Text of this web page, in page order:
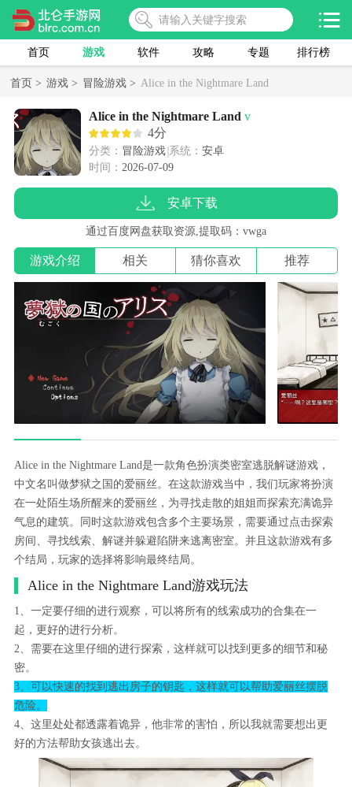
首页 游戏 软件 攻略 专题 排行榜
首页 > 游戏 > 冒险游戏 > Alice in the Nightmare Land
Alice in the Nightmare Land v
4分
分类： 冒险游戏 系统： 安卓
时间： 2026-07-09
安卓下载
通过百度网盘获取资源,提取码：vwga
游戏介绍 相关 猜你喜欢 推荐
Alice in the Nightmare Land是一款角色扮演类密室逃脱解谜游戏，
中文名叫做梦狱之国的爱丽丝。在这款游戏当中，我们玩家将扮演
在一处陌生场所醒来的爱丽丝，为寻找走散的姐姐而探索充满诡异
气息的建筑。同时这款游戏包含多个主要场景，需要通过点击探索
房间、寻找线索、解谜并躲避陷阱来逃离密室。并且这款游戏有多
个结局，玩家的选择将影响最终结局。
Alice in the Nightmare Land游戏玩法
1、一定要仔细的进行观察，可以将所有的线索成功的合集在一
起，更好的进行分析。
2、需要在这里仔细的进行探索，这样就可以找到更多的细节和秘
密。
3、可以快速的找到逃出房子的钥匙，这样就可以帮助爱丽丝摆脱
危险。
4、这里处处都透露着诡异，他非常的害怕，所以我就需要想出更
好的方法帮助女孩逃出去。